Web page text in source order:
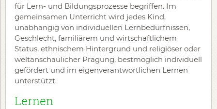
für Lern- und Bildungsprozesse begriffen. Im
gemeinsamen Unterricht wird jedes Kind,
unabhängig von individuellen Lernbedürfnissen,
Geschlecht, familiärem und wirtschaftlichem
Status, ethnischem Hintergrund und religiöser oder
weltanschaulicher Prägung, bestmöglich individuell
gefördert und im eigenverantwortlichen Lernen
unterstützt.
Lernen